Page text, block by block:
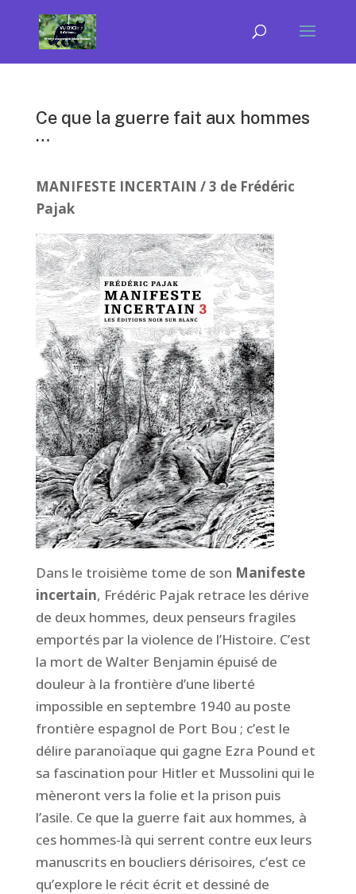
Ce que la guerre fait aux hommes
…
MANIFESTE INCERTAIN / 3 de Frédéric
Pajak
Dans le troisième tome de son Manifeste
incertain, Frédéric Pajak retrace les dérive
de deux hommes, deux penseurs fragiles
emportés par la violence de l’Histoire. C’est
la mort de Walter Benjamin épuisé de
douleur à la frontière d’une liberté
impossible en septembre 1940 au poste
frontière espagnol de Port Bou ; c’est le
délire paranoïaque qui gagne Ezra Pound et
sa fascination pour Hitler et Mussolini qui le
mèneront vers la folie et la prison puis
l’asile. Ce que la guerre fait aux hommes, à
ces hommes-là qui serrent contre eux leurs
manuscrits en boucliers dérisoires, c’est ce
qu’explore le récit écrit et dessiné de